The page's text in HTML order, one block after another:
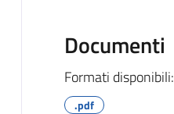
Documenti
Formati disponibili:
.pdf